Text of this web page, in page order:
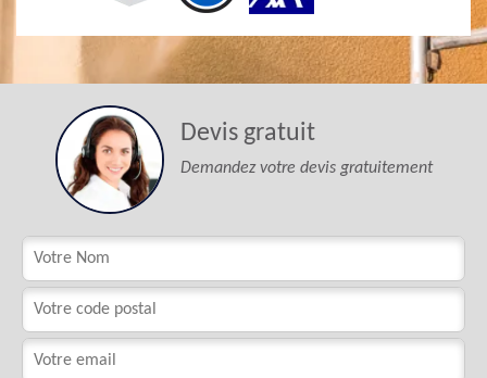
Devis gratuit
Demandez votre devis gratuitement